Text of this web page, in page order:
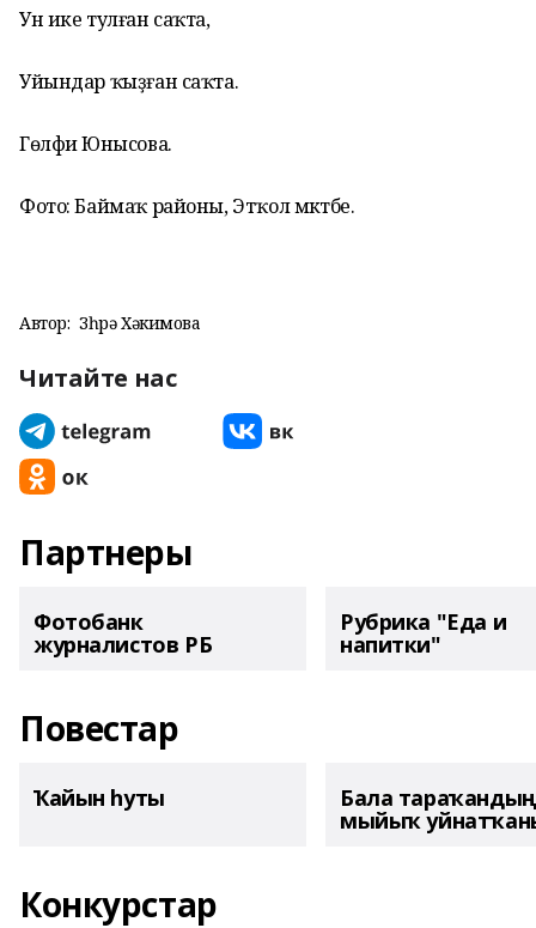
Ун ике тулған саҡта,
Уйындар ҡыҙған саҡта.
Гөлфиә Юнысова.
Фото: Баймаҡ районы, Этҡол мәктәбе.
Автор: Зөһрә Хәкимова
Читайте нас
Партнеры
Фотобанк
журналистов РБ
Рубрика "Еда и
напитки"
Повестар
Ҡайын һуты Бала тараҡандың
мыйыҡ
Конкурстар